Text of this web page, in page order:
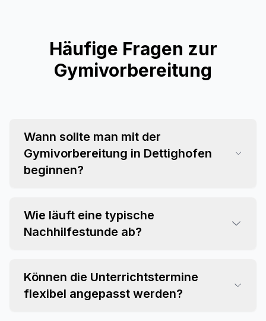
Häufige Fragen zur
Gymivorbereitung
Wann sollte man mit der
Gymivorbereitung in Dettighofen
beginnen?
Wie läuft eine typische
Nachhilfestunde ab?
Können die Unterrichtstermine
flexibel angepasst werden?